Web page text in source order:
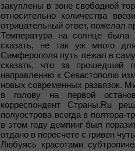
закуплены в зоне свободной
относительно количества
отрицательный ответ, пожелал
Температура на солнце
сказать, не так уж много
Симферополя путь лежал в
сказать, что за прошедший
направлению к Севастополю
новых современных развязок.
в голову на первой
корреспондент Страны.Ru
полуострова всегда в
в этом году демпинг был
отдано в пересчете с гривен
Любуясь красотами